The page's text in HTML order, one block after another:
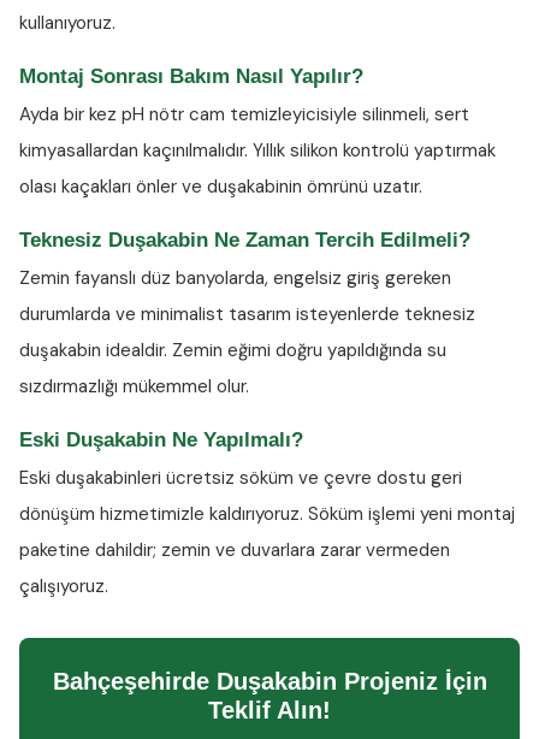
kullanıyoruz.
Montaj Sonrası Bakım Nasıl Yapılır?
Ayda bir kez pH nötr cam temizleyicisiyle silinmeli, sert
kimyasallardan kaçınılmalıdır. Yıllık silikon kontrolü yaptırmak
olası kaçakları önler ve duşakabinin ömrünü uzatır.
Teknesiz Duşakabin Ne Zaman Tercih Edilmeli?
Zemin fayanslı düz banyolarda, engelsiz giriş gereken
durumlarda ve minimalist tasarım isteyenlerde teknesiz
duşakabin idealdir. Zemin eğimi doğru yapıldığında su
sızdırmazlığı mükemmel olur.
Eski Duşakabin Ne Yapılmalı?
Eski duşakabinleri ücretsiz söküm ve çevre dostu geri
dönüşüm hizmetimizle kaldırıyoruz. Söküm işlemi yeni montaj
paketine dahildir; zemin ve duvarlara zarar vermeden
çalışıyoruz.
Bahçeşehirde Duşakabin Projeniz İçin
Teklif Alın!